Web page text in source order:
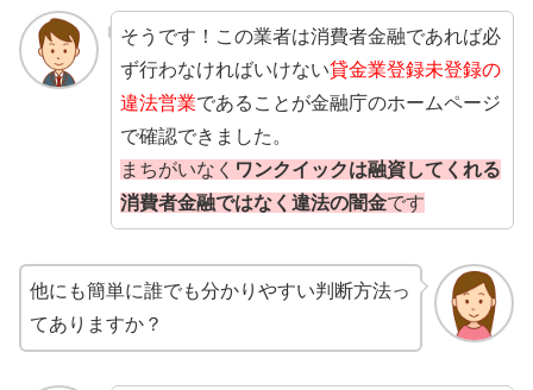
そうです！この業者は消費者金融であれば必
ず行わなければいけない貸金業登録未登録の
違法営業であることが金融庁のホームページ
で確認できました。
まちがいなく ワンクイックは融資してくれる
消費者金融ではなく違法の闇金です
他にも簡単に誰でも分かりやすい判断方法っ
てありますか？